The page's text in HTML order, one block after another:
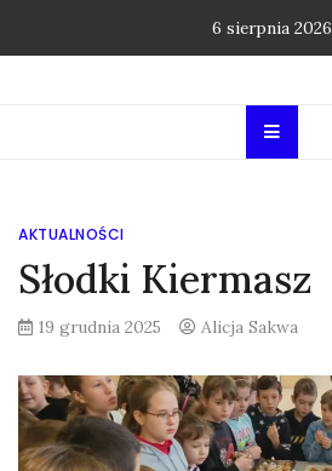
6 sierpnia 2026
AKTUALNOŚCI
Słodki Kiermasz
19 grudnia 2025 Alicja Sakwa